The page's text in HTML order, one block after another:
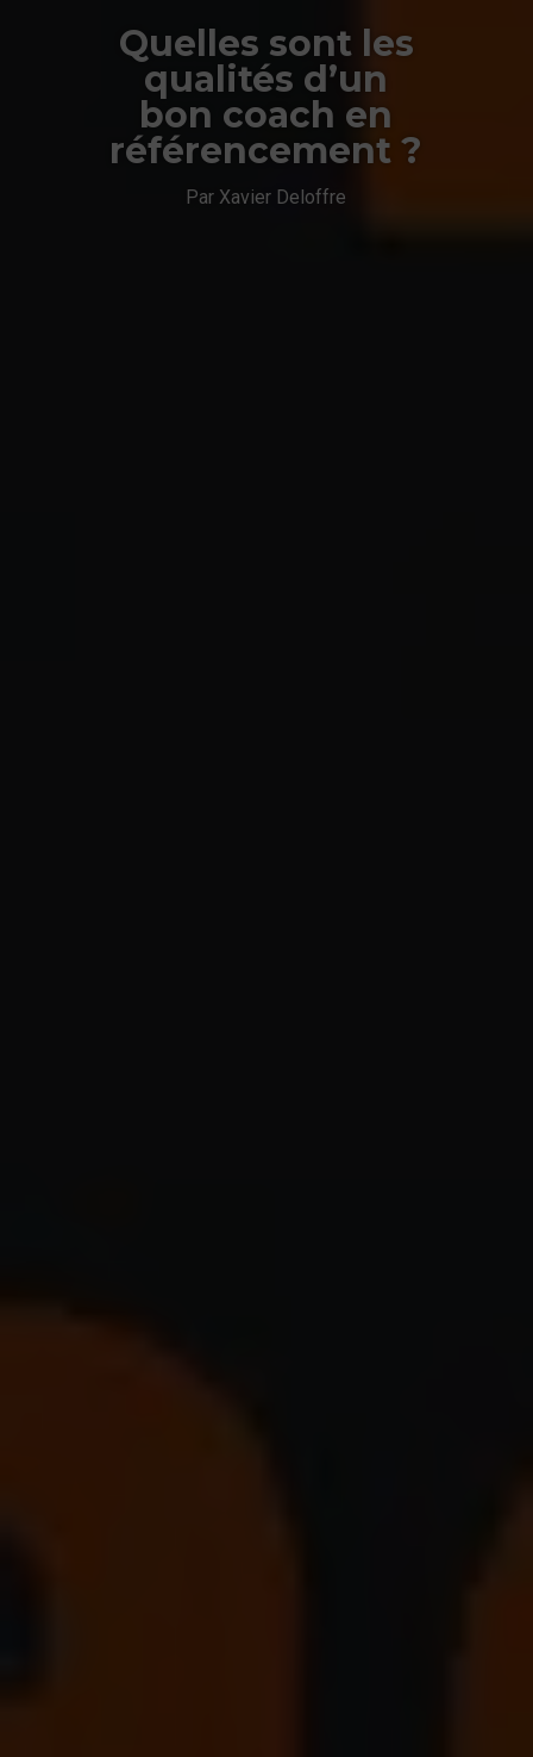
Quelles sont les
qualités d’un
bon coach en
référencement ?
Par Xavier Deloffre